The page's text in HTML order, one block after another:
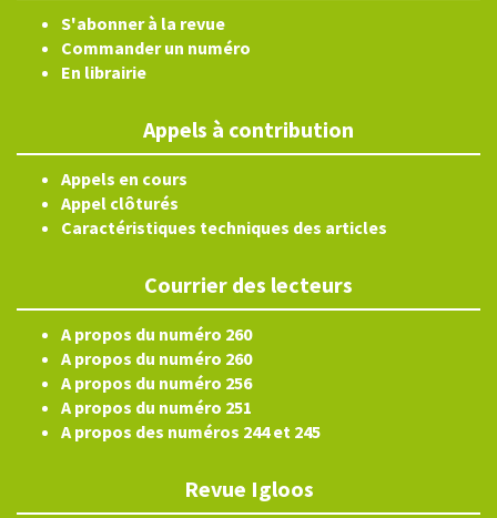
S'abonner à la revue
Commander un numéro
En librairie
Appels à contribution
Appels en cours
Appel clôturés
Caractéristiques techniques des articles
Courrier des lecteurs
A propos du numéro 260
A propos du numéro 260
A propos du numéro 256
A propos du numéro 251
A propos des numéros 244 et 245
Revue Igloos